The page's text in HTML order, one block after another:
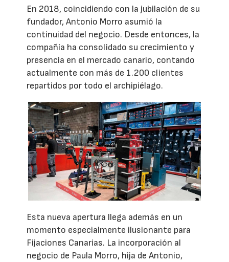
En 2018, coincidiendo con la jubilación de su
fundador, Antonio Morro asumió la
continuidad del negocio. Desde entonces, la
compañía ha consolidado su crecimiento y
presencia en el mercado canario, contando
actualmente con más de 1.200 clientes
repartidos por todo el archipiélago.
Esta nueva apertura llega además en un
momento especialmente ilusionante para
Fijaciones Canarias. La incorporación al
negocio de Paula Morro, hija de Antonio,